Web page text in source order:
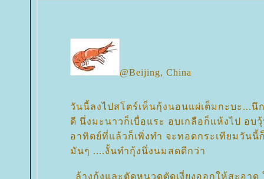
@Beijing, China
วันนี้ลงไปสโตร์เห็นกุ้งนอนแผ่เต็มกะบะ...นึ
ดี นึ่งมะนาวก็เบื่อแระ อบเกลือก็แห้งไป อบ
อาทิตย์ที่แล้วก็เพิ่งทำ จะทอดกระเทียมวันนี้
มันๆ ....งั้นทำกุ้งนึ่งนมสดดีกว่า
ล้างกุ้งและตัดหนวดตัดเงี่ยงออกให้สะอาด